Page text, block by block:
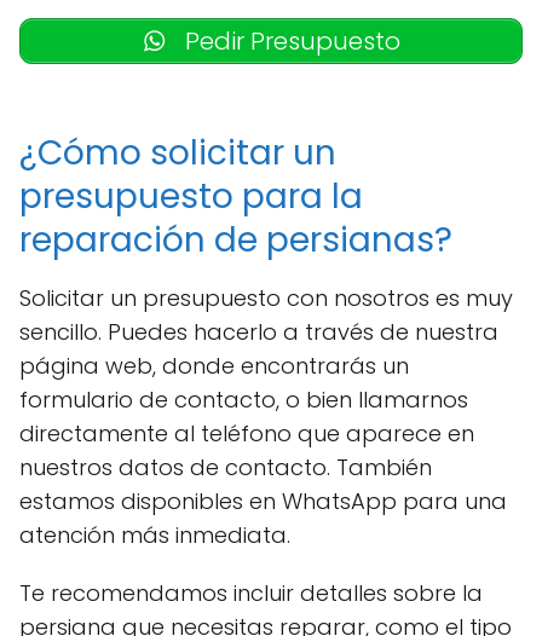
Pedir Presupuesto
¿Cómo solicitar un
presupuesto para la
reparación de persianas?
Solicitar un presupuesto con nosotros es muy
sencillo. Puedes hacerlo a través de nuestra
página web, donde encontrarás un
formulario de contacto, o bien llamarnos
directamente al teléfono que aparece en
nuestros datos de contacto. También
estamos disponibles en WhatsApp para una
atención más inmediata.
Te recomendamos incluir detalles sobre la
persiana que necesitas reparar, como el tipo